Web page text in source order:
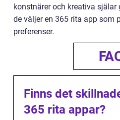
konstnärer och kreativa
de väljer en 365 rita app som
preferenser.
Finns det
365 rita appar?